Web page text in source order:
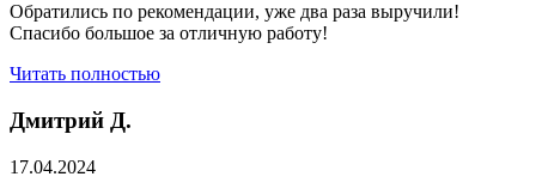
Обратились по рекомендации, уже два раза выручили!
Спасибо большое за отличную работу!
Читать полностью
Дмитрий Д.
17.04.2024